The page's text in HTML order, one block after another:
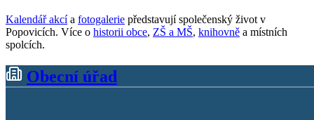
Kalendář akcía fotogalerie představují společenský život v
Popovicích. Více o historii obce, ZŠ a MŠ, knihovně a místních
spolcích.
Obecní úřad